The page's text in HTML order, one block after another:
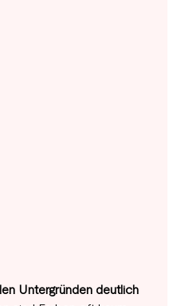
Untergründen deutlich